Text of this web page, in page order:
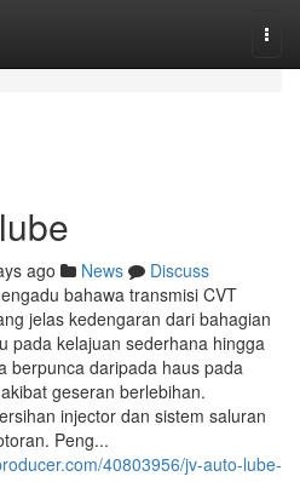
ago News
Discuss
bahawa transmisi CVT
jelas kedengaran dari bahagian
pada kelajuan sederhana hingga
berpunca daripada haus pada
geseran berlebihan.
injector dan sistem saluran
Peng...
40803956/jv-auto-lube-